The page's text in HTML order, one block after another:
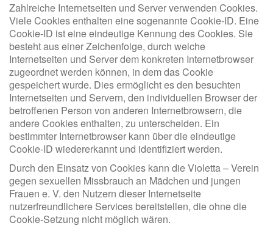
Zahlreiche Internetseiten und Server verwenden Cookies.
Viele Cookies enthalten eine sogenannte Cookie-ID. Eine
Cookie-ID ist eine eindeutige Kennung des Cookies. Sie
besteht aus einer Zeichenfolge, durch welche
Internetseiten und Server dem konkreten Internetbrowser
zugeordnet werden können, in dem das Cookie
gespeichert wurde. Dies ermöglicht es den besuchten
Internetseiten und Servern, den individuellen Browser der
betroffenen Person von anderen Internetbrowsern, die
andere Cookies enthalten, zu unterscheiden. Ein
bestimmter Internetbrowser kann über die eindeutige
Cookie-ID wiedererkannt und identifiziert werden.
Durch den Einsatz von Cookies kann die Violetta – Verein
gegen sexuellen Missbrauch an Mädchen und jungen
Frauen e. V. den Nutzern dieser Internetseite
nutzerfreundlichere Services bereitstellen, die ohne die
Cookie-Setzung nicht möglich wären.